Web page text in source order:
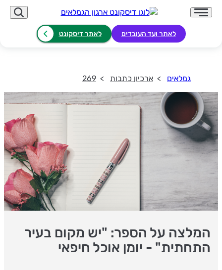
לאתר ועד העובדים לאתר דיסקונט
גמלאים ארכיון כתבות 269
המלצה על הספר: "יש מקום בעיר
התחתית" - יומן אוכל חיפאי